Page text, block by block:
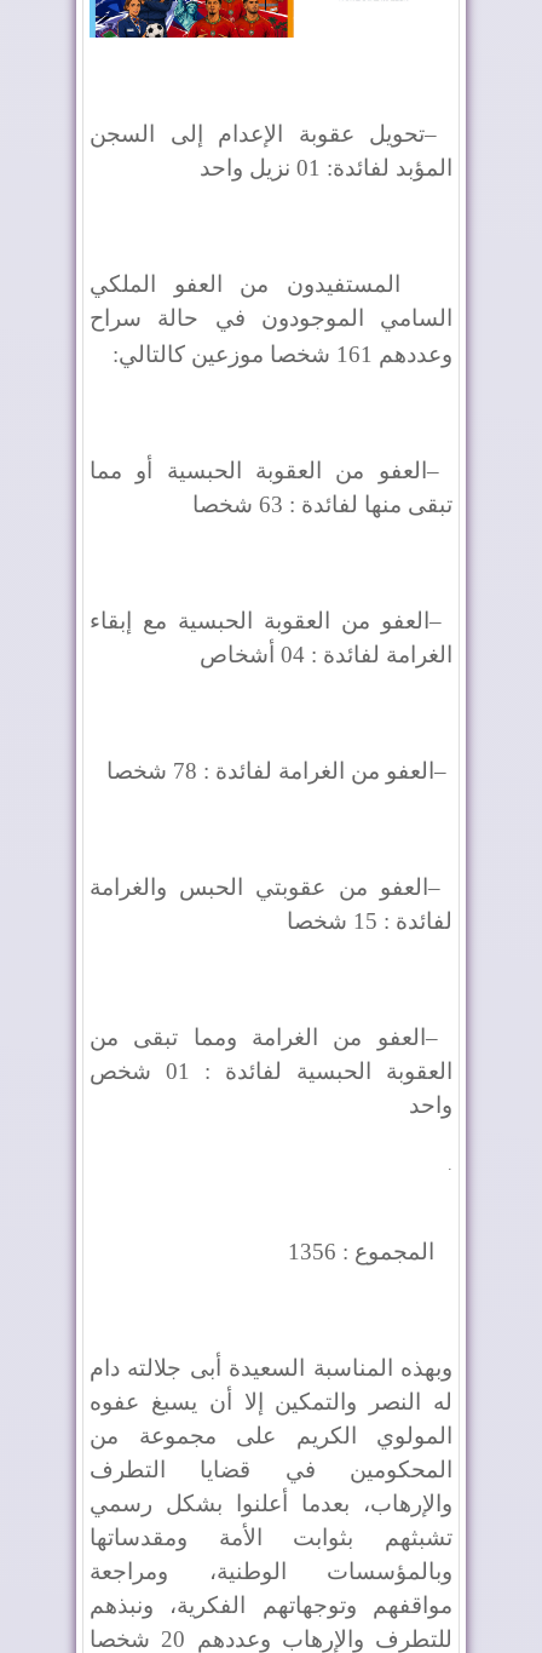
–تحويل عقوبة الإعدام إلى السجن
المؤبد لفائدة: 01 نزيل واحد
المستفيدون من العفو الملكي
السامي الموجودون في حالة سراح
وعددهم 161 شخصا موزعين كالتالي
:
–العفو من العقوبة الحبسية أو مما
تبقى منها لفائدة : 63 شخصا
–العفو من العقوبة الحبسية مع إبقاء
الغرامة لفائدة : 04 أشخاص
–العفو من الغرامة لفائدة : 78 شخصا
–العفو من عقوبتي الحبس والغرامة
لفائدة : 15 شخصا
–العفو من الغرامة ومما تبقى من
العقوبة الحبسية لفائدة : 01 شخص
واحد
المجموع : 1356
وبهذه المناسبة السعيدة أبى جلالته دام
له النصر والتمكين إلا أن يسبغ عفوه
المولوي الكريم على مجموعة من
المحكومين في قضايا التطرف
والإرهاب، بعدما أعلنوا بشكل رسمي
تشبثهم بثوابت الأمة ومقدساتها
وبالمؤسسات الوطنية، ومراجعة
مواقفهم وتوجهاتهم الفكرية، ونبذهم
للتطرف والإرهاب وعددهم 20 شخصا